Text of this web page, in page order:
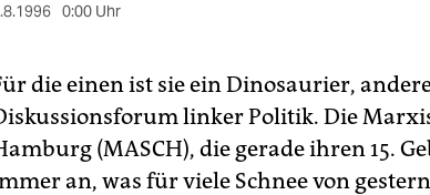
0:00 Uhr
die einen ist sie ein Dinosaurier,
linker Politik. Die
(MASCH), die gerade ihren 15.
an, was für viele Schnee von